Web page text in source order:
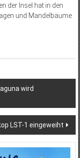
der Insel hat in den
und Mandelbäume
wird
LST-1 eingeweiht